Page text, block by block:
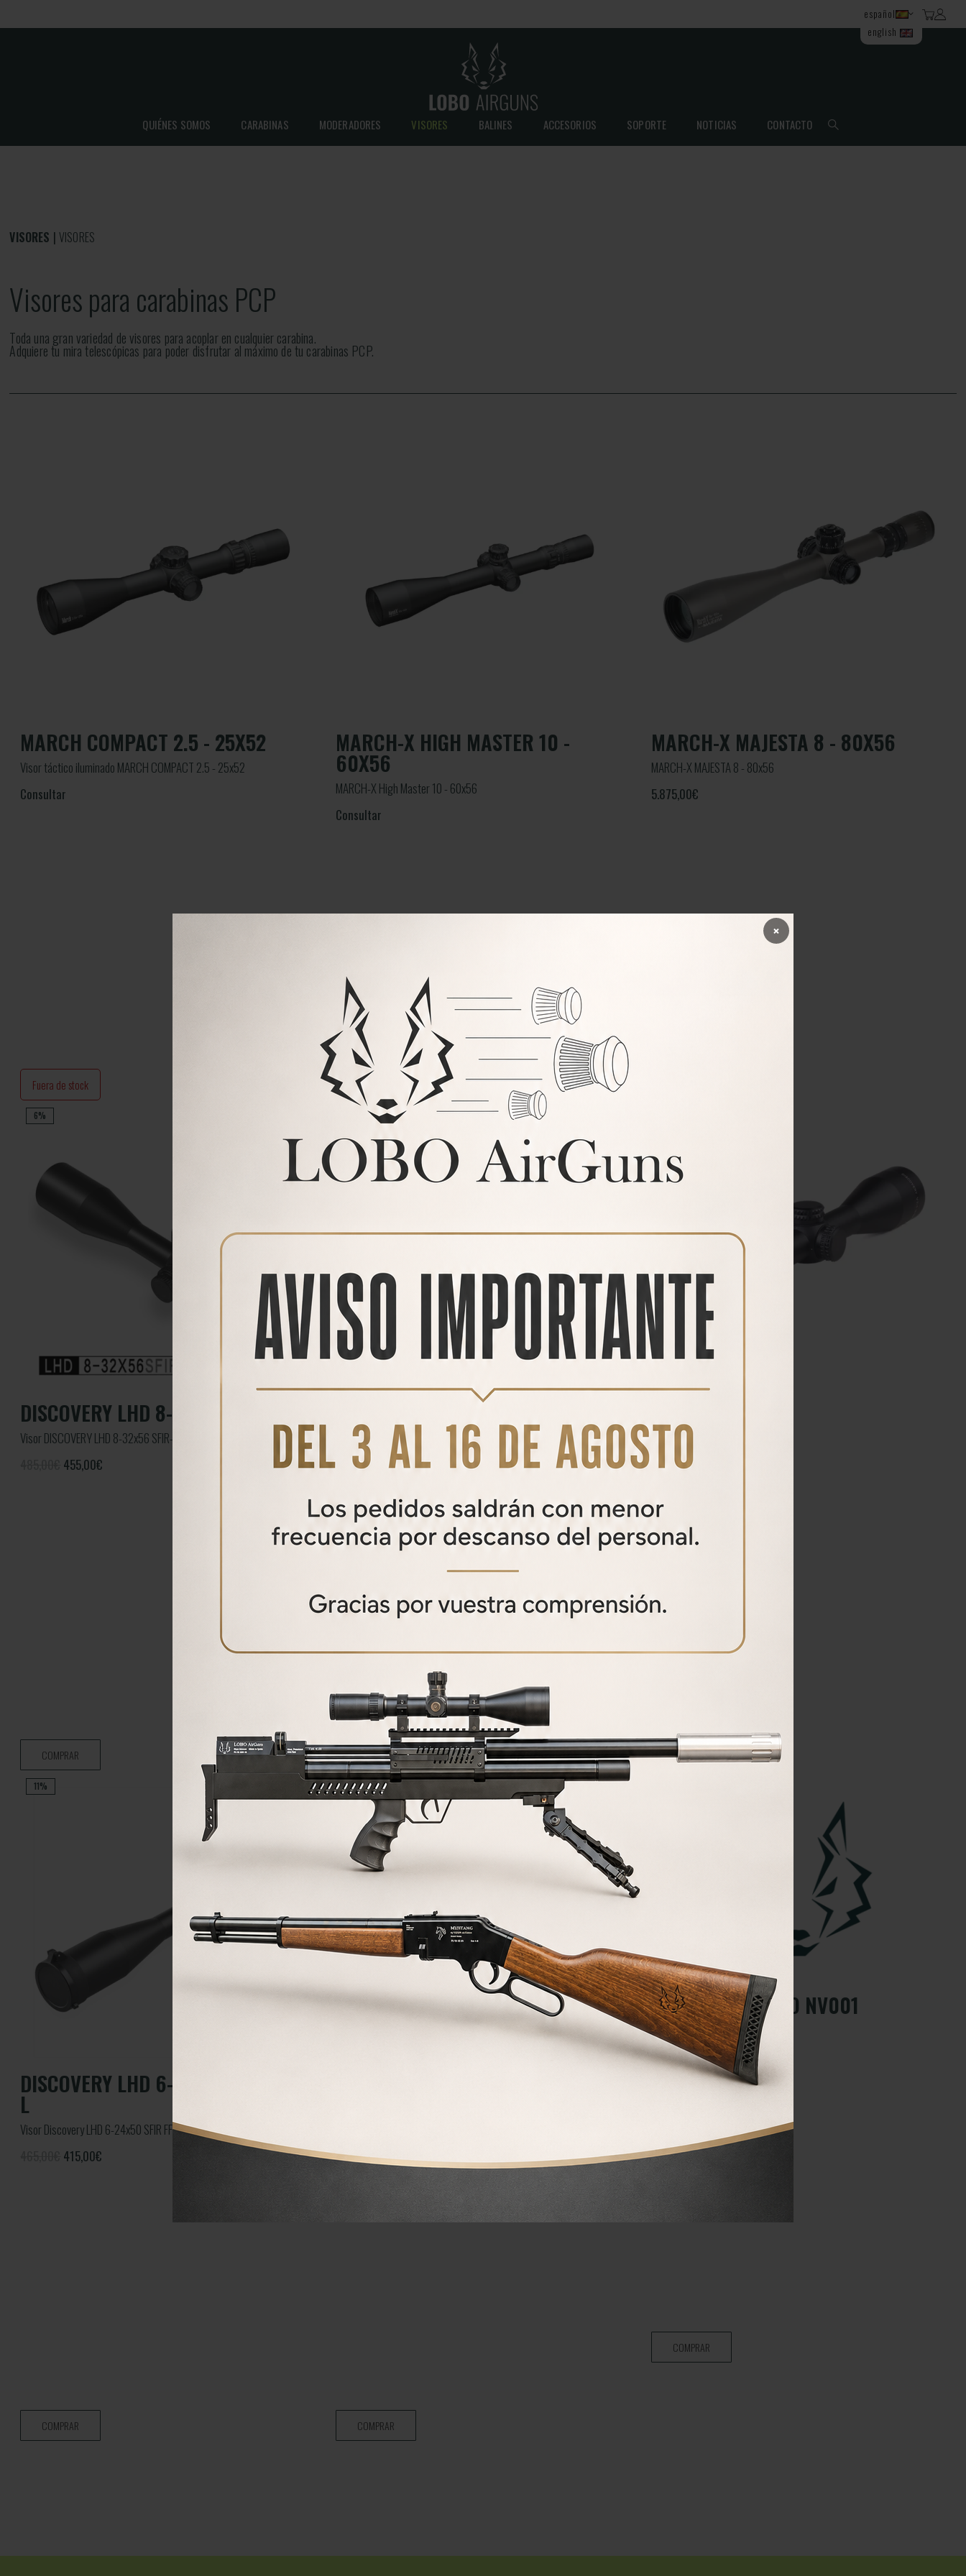
×
español
english
QUIÉNES SOMOS CARABINAS MODERADORES VISORES BALINES ACCESORIOS SOPORTE NOTICIAS CONTACTO
VISORES VISORES
Visores para carabinas PCP
Toda una gran variedad de visores para acoplar en cualquier carabina.
Adquiere tu mira telescópicas para poder disfrutar al máximo de tu carabinas PCP.
MARCH COMPACT 2.5 - 25X52
Visor táctico iluminado MARCH COMPACT 2.5 - 25x52
Consultar
Fuera de stock
MARCH-X HIGH MASTER 10 -
60X56
MARCH-X High Master 10 - 60x56
Consultar
Fuera de stock
MARCH-X MAJESTA 8 - 80X56
MARCH-X MAJESTA 8 - 80x56
5.875,00€
6%
DISCOVERY LHD 8-32X56 SFIR-Z
Visor DISCOVERY LHD 8-32x56 SFIR-Z
455,00€
COMPRAR
DISCOVERY VT-1 1,5 - 6X20
Visor Discovery VT-1 1,5 - 6x20
125,00€
Fuera de stock
Visor Discovery VT-R 3-9x40
85,00€
COMPRAR
11%
DISCOVERY LHD 6-24X50 SFIR FFP-
L
Visor Discovery LHD 6-24x50 SFIR FFP-L
415,00€
COMPRAR
455,00€
COMPRAR
VISOR NOCTURNO NV001
Visor nocturno NV001
275,00€
COMPRAR